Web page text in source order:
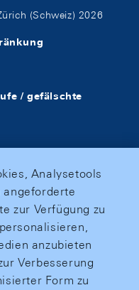
(Schweiz) 2026
/ gefälschte
Analysetools
angeforderte
zur Verfügung zu
anzubieten
Verbesserung
Form zu